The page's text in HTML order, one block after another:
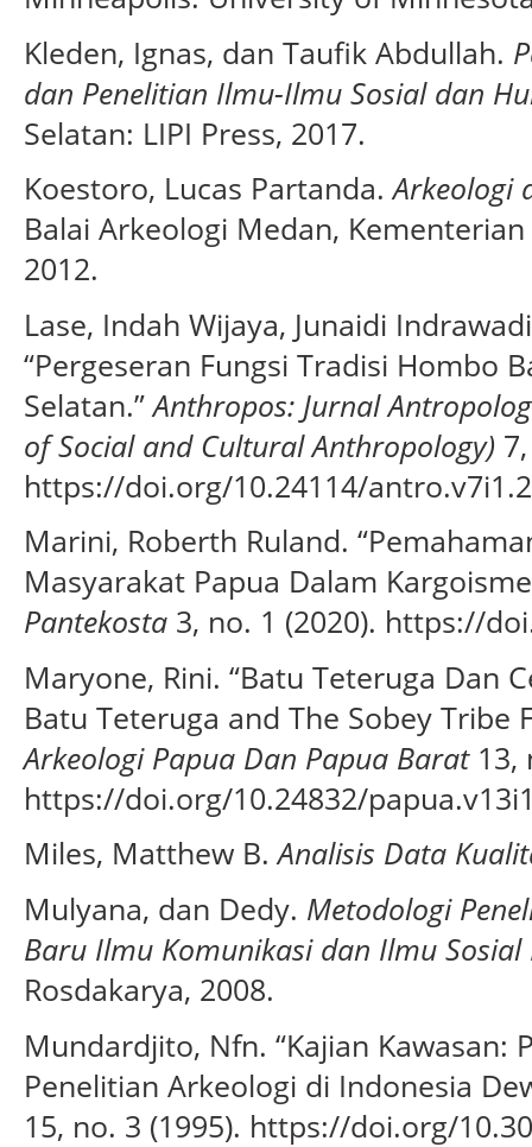
Kleden, Ignas, dan Taufik Abdullah.
dan Penelitian Ilmu-Ilmu Sosial dan
Selatan: LIPI Press, 2017.
Koestoro, Lucas Partanda.Arkeologi
Balai Arkeologi Medan,
2012.
Lase, Indah Wijaya, Junaidi
“Pergeseran Fungsi Tradisi Hombo
Selatan.”Anthropos: Jurnal
of Social and Cultural Anthropology)
https://doi.org/10.24114/
Marini, Roberth Ruland.
Masyarakat Papua Dalam
Pantekosta 3, no. 1 (2020). https://
Maryone, Rini. “Batu Teteruga Dan
Batu Teteruga and The Sobey Tribe
Arkeologi Papua Dan Papua Barat13,
https://doi.org/10.24832/
Miles, Matthew B.Analisis Data
Mulyana, dan Dedy. Metodologi
Baru Ilmu Komunikasi dan Ilmu Sosial
Rosdakarya, 2008.
Mundardjito, Nfn. “Kajian Kawasan:
Penelitian Arkeologi di Indonesia
15, no. 3 (1995). https://doi.org/